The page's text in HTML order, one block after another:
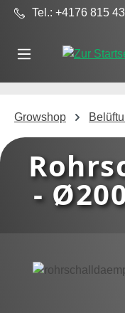
Zum Hauptinhalt
Tel.: +4176 815
Growshop
-
Bildergalerie